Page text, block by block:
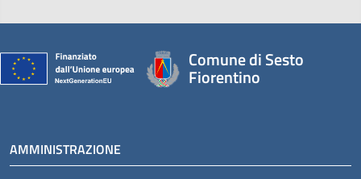
Comune di Sesto
Fiorentino
AMMINISTRAZIONE